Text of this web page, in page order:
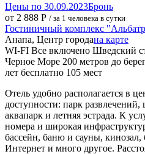
Цены по 30.09.2023Бронь
от 2 888 Р / за 1 человека в сутки
Гостиничный комплекс
Анапа, Центр городана карте
WI-FI Все включено Шведский
Черное Море 200 метров до
лет бесплатно 105 мест
Отель удобно располагается в
доступности: парк
аквапарк и летняя эстрада. К
номера и широкая
бассейн, баню и сауны, кинозал,
Интернет и много другое.